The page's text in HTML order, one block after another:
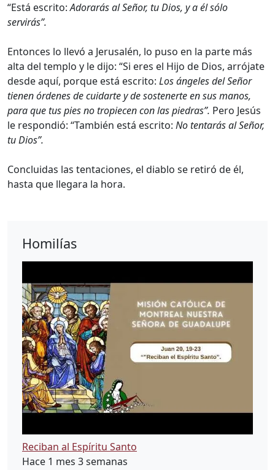
“Está escrito:Adorarás al Señor, tu Dios, y a él sólo
servirás”.
Entonces lo llevó a Jerusalén, lo puso en la parte más
alta del templo y le dijo: “Si eres el Hijo de Dios, arrójate
desde aquí, porque está escrito: Los ángeles del Señor
tienen órdenes de cuidarte y de sostenerte en sus manos,
para que tus pies no tropiecen con las piedras”. Pero Jesús
le respondió: “También está escrito: No tentarás al Señor,
tu Dios”.
Concluidas las tentaciones, el diablo se retiró de él,
hasta que llegara la hora.
Homilías
Reciban al Espíritu Santo
Hace 1 mes 3 semanas